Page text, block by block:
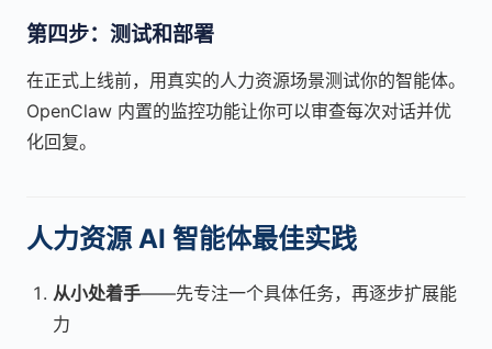
第四步：测试和部署
在正式上线前，用真实的人力资源场景测试你的智能体。
OpenClaw 内置的监控功能让你可以审查每次对话并优
化回复。
人力资源 AI 智能体最佳实践
从小处着手——先专注一个具体任务，再逐步扩展能
力